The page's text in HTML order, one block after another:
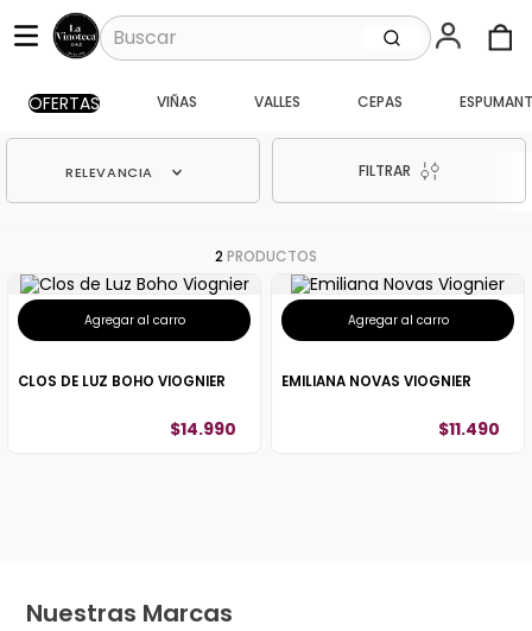
Buscar
OFERTAS VIÑAS VALLES CEPAS
RELEVANCIA FILTRAR
2PRODUCTOS
Agregar al carro
CLOS DE LUZ BOHO VIOGNIER
$14.990
Agregar al carro
EMILIANA NOVAS VIOGNIER
$11.490
Nuestras Marcas
TÉRMINOS MÁS BUSCADOS
1.
santa ema gran
caballo loco
5.
santa ema
6.
toro piedra
7.
bouchon